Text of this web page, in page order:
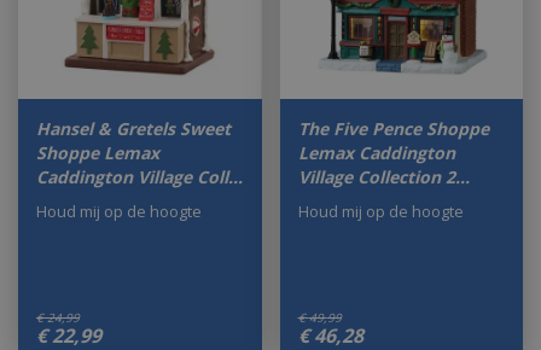
Hansel & Gretels Sweet
Shoppe Lemax
Caddington Village Coll…
€ 24,99
€22,99
Houd mij op de hoogte
The Five Pence Shoppe
Lemax Caddington
Village Collection 2…
€ 49,99
€ 46,28
Houd mij op de hoogte